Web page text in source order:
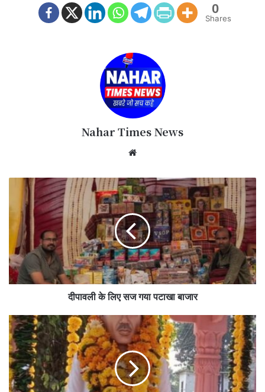
0
Shares
Nahar Times News
te
दीपावली के लिए सज गया पटाखा बाजार